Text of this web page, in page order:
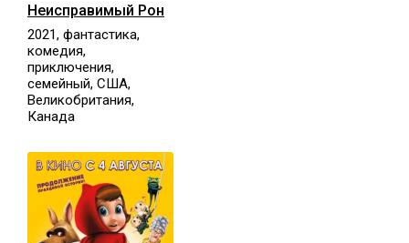
Неисправимый Рон
2021, фантастика,
комедия,
приключения,
семейный, США,
Великобритания,
Канада